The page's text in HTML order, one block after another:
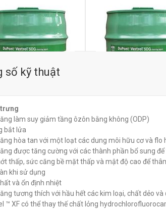
Dupont Vertrel
0đ
số kỹ thuật
làm suy giảm tầng ôzôn bằng không (ODP)
bắt lửa
hòa tan với một loạt các dung môi hữu cơ và flo
được tăng cường với các thành phần bổ sung
thấp, sức căng bề mặt thấp và mật độ cao để
khi sử dụng
và ổn định nhiệt
tương thích với hầu hết các kim loại, chất dẻo và
™ XF có thể thay thế chất lỏng